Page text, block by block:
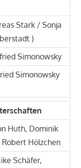
Stark / Sonja
)
Simonowsky
Simonowsky
Huth, Dominik
Hölzchen
Schäfer,